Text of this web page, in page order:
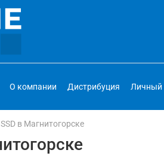
О компании Дистрибуция Личный
SSD в Магнитогорске